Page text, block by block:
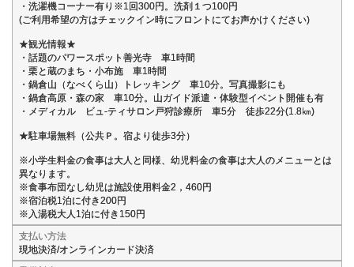
・洗濯機コーナー有り※1回300円。洗剤１つ100円
(ご利用希望の方はチェックイン時にフロントにてお声かけください)
★観光情報★
・話題のパワースポット善光寺 車1時間
・栗と蔵のまち・小布施 車1時間
・鍋倉山（なべくら山）トレッキング 車10分。写真撮影にも
・鍋倉高原・森の家 車10分。山ガイド派遣・体験型イベント開催も有
・メディカル ビュ-ティサロン戸狩診療所 車5分 徒歩22分(1.8㎞)
★駐車場無料（公共Ｐ。宿より徒歩3分）
※小学生料金の食事は大人と同様、幼児料金の食事は大人のメニューとは
異なります。
※食事布団なし幼児は施設使用料金2，460円
※宿泊税1泊に付き200円
※入湯税大人1泊に付き150円
支払い方法
現地決済/オンラインカード決済